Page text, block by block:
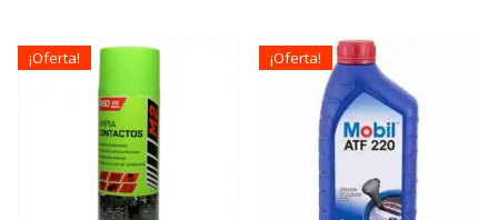
$29.990.
$30.000.
¡Oferta! ¡Oferta!